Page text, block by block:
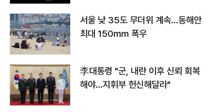
서울 낮 35도 무더위 계속…동해안
최대 150㎜ 폭우
李대통령 "군, 내란 이후 신뢰 회복
해야…지휘부 헌신해달라"